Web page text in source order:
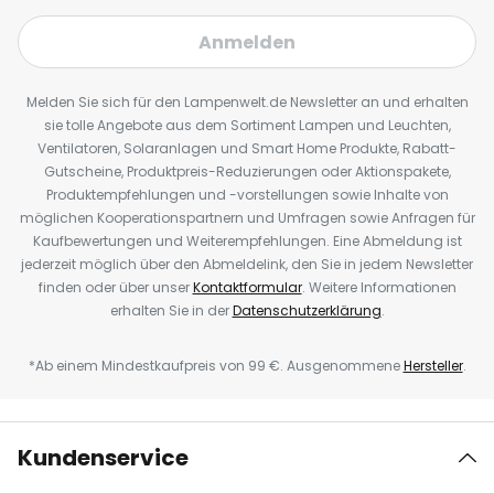
Anmelden
Melden Sie sich für den Lampenwelt.de Newsletter an und erhalten
sie tolle Angebote aus dem Sortiment Lampen und Leuchten,
Ventilatoren, Solaranlagen und Smart Home Produkte, Rabatt-
Gutscheine, Produktpreis-Reduzierungen oder Aktionspakete,
Produktempfehlungen und -vorstellungen sowie Inhalte von
möglichen Kooperationspartnern und Umfragen sowie Anfragen für
Kaufbewertungen und Weiterempfehlungen. Eine Abmeldung ist
jederzeit möglich über den Abmeldelink, den Sie in jedem Newsletter
finden oder über unserKontaktformular. Weitere Informationen
erhalten Sie in derDatenschutzerklärung.
*Ab einem Mindestkaufpreis von 99 €. AusgenommeneHersteller.
Kundenservice